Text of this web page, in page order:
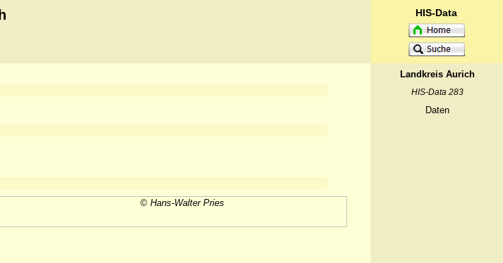
HIS-Data
Landkreis Aurich
HIS-Data 283
Daten
© Hans-Walter Pries